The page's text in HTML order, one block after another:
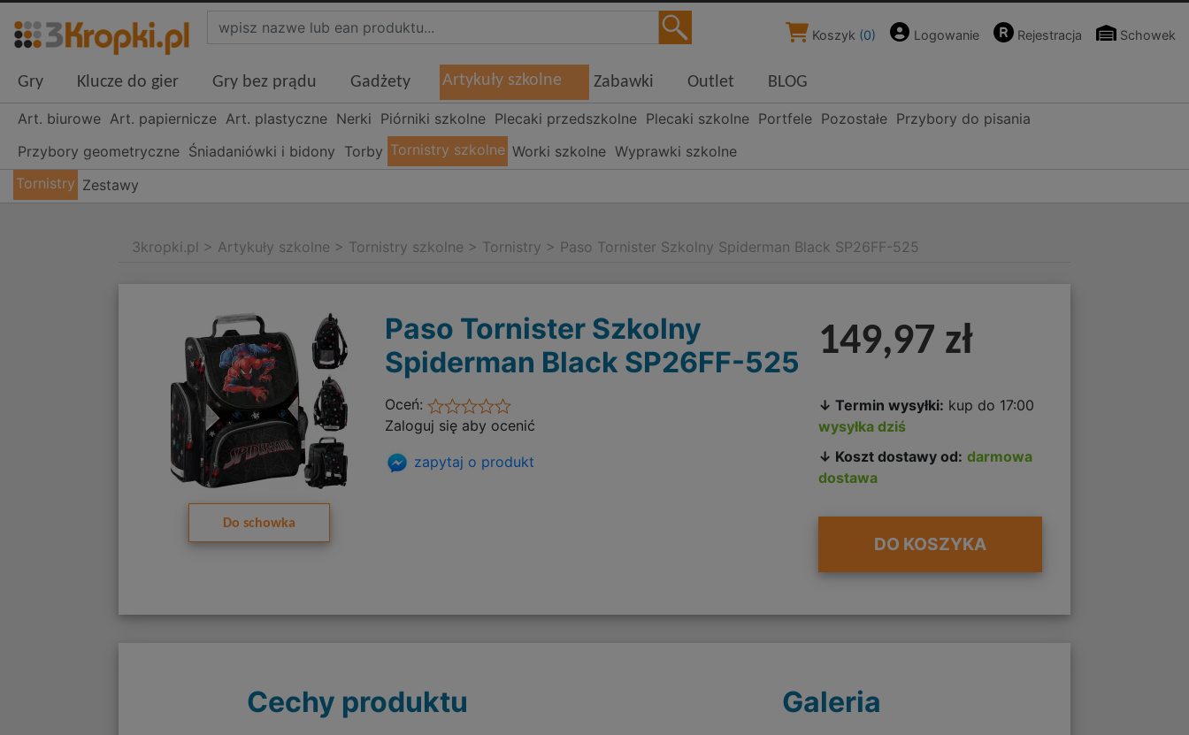
Koszyk (0) Logowanie Rejestracja Schowek
Gry Klucze do gier Gry bez prądu Gadżety Artykuły szkolne Zabawki Outlet BLOG
Art. biurowe Art. papiernicze Art. plastyczne Nerki Piórniki szkolne Plecaki przedszkolne Plecaki szkolne Portfele Pozostałe Przybory do pisania
Przybory geometryczne Śniadaniówki i bidony Torby Tornistry szkolne Worki szkolne Wyprawki szkolne
Tornistry Zestawy
3kropki.pl > Artykuły szkolne > Tornistry szkolne > Tornistry > Paso Tornister Szkolny Spiderman Black SP26FF-525
Do schowka
Paso Tornister Szkolny
Spiderman Black SP26FF-525
Oceń:
Zaloguj się aby ocenić
zapytaj o produkt
149,97 zł
↓ Termin wysyłki: kup do 17:00
wysyłka dziś
↓ Koszt dostawy od: darmowa
dostawa
DO KOSZYKA
Cechy produktu Galeria